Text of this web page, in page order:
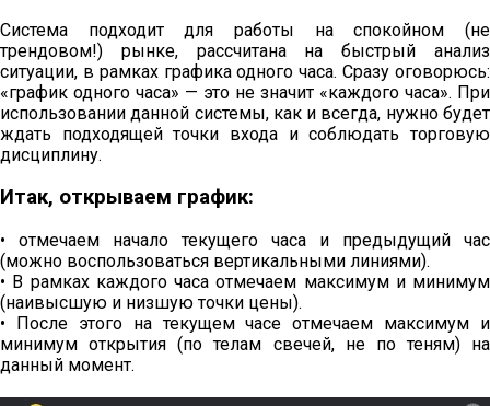
Система подходит для работы на спокойном (не
трендовом!) рынке, рассчитана на быстрый анализ
ситуации, в рамках графика одного часа. Сразу оговорюсь:
«график одного часа» — это не значит «каждого часа». При
использовании данной системы, как и всегда, нужно будет
ждать подходящей точки входа и соблюдать торговую
дисциплину.
Итак, открываем график:
• отмечаем начало текущего часа и предыдущий час
(можно воспользоваться вертикальными линиями).
• В рамках каждого часа отмечаем максимум и минимум
(наивысшую и низшую точки цены).
• После этого на текущем часе отмечаем максимум и
минимум открытия (по телам свечей, не по теням) на
данный момент.